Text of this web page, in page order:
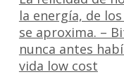
la energía, de
se aproxima. –
nunca antes
vida low cost